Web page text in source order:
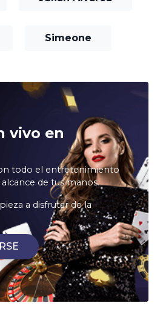
Simeone
vivo en
todo el entretenimiento
de tus manos.
a disfrutar de la